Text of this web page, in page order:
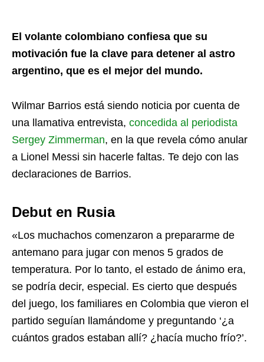
El volante colombiano confiesa que su
motivación fue la clave para detener al astro
argentino, que es el mejor del mundo.
Wilmar Barrios está siendo noticia por cuenta de
una llamativa entrevista, concedida al periodista
Sergey Zimmerman, en la que revela cómo anular
a Lionel Messi sin hacerle faltas. Te dejo con las
declaraciones de Barrios.
Debut en Rusia
«Los muchachos comenzaron a prepararme de
antemano para jugar con menos 5 grados de
temperatura. Por lo tanto, el estado de ánimo era,
se podría decir, especial. Es cierto que después
del juego, los familiares en Colombia que vieron el
partido seguían llamándome y preguntando ‘¿a
cuántos grados estaban allí? ¿hacía mucho frío?’.